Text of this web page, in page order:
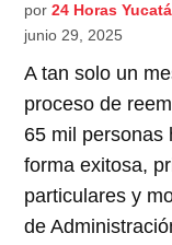
por 24 Horas
junio 29, 2025
A tan solo un
proceso de
65 mil personas
forma exitosa,
particulares y
de